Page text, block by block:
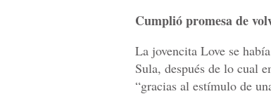
Cumplió promesa de
La jovencita Love se
Sula, después de lo cual
“gracias al estímulo de